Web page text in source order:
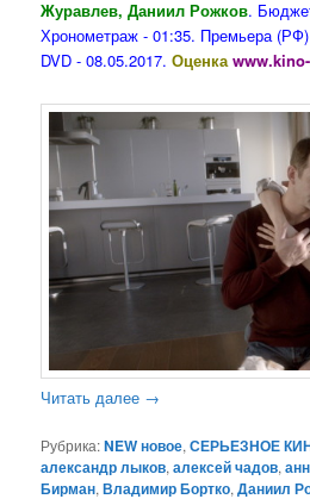
Журавлев, Даниил Рожков.
Хронометраж - 01:35. Премьера
DVD - 08.05.2017.Оценка
Читать далее →
Рубрика:NEW новое,СЕРЬЕЗНОЕ
александр лыков,алексей чадов,
Бирман,Владимир Бортко,Даниил